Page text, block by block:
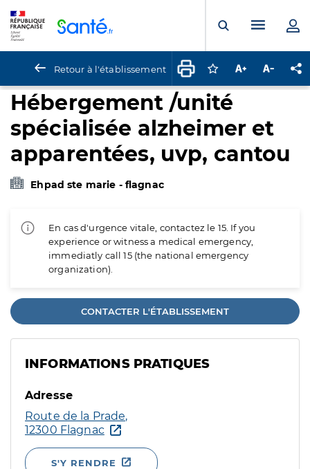
Ouvrir laMenu
Retour à l'établissement Connectez-vous
Augmenter la
Hébergement /unité
spécialisée alzheimer et
apparentées, uvp, cantou
Ehpad ste marie - flagnac
En cas d'urgence vitale, contactez le 15. If you
experience or witness a medical emergency,
immediatly call 15 (the national emergency
organization).
CONTACTER L'ÉTABLISSEMENT
INFORMATIONS PRATIQUES
Adresse
Route de la Prade,
12300 Flagnac
S'Y RENDRE